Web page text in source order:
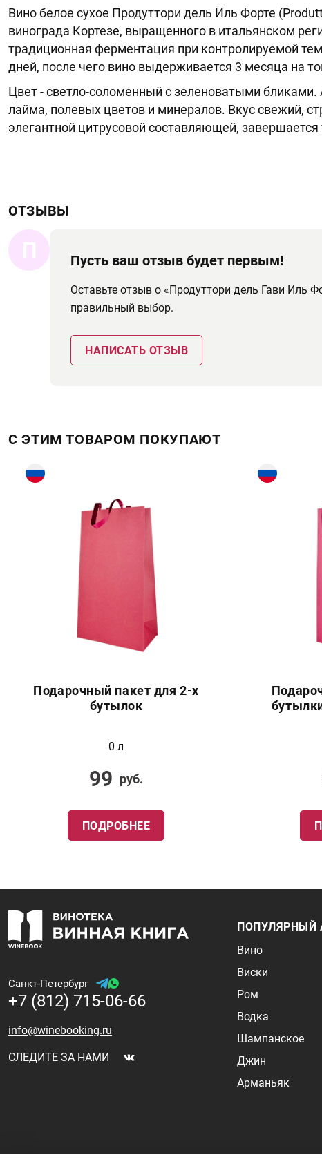
Вино белое сухое Продуттори дель Иль Форте
винограда Кортезе, выращенного в итальянском
традиционная ферментация при контролируемой
дней, после чего вино выдерживается 3 месяца на
Цвет - светло-соломенный с зеленоватыми
лайма, полевых цветов и минералов. Вкус свежий,
элегантной цитрусовой составляющей,
ОТЗЫВЫ
П Пусть ваш отзыв будет первым!
Оставьте отзыв о «Продуттори дель Гави Иль
правильный выбор.
НАПИСАТЬ ОТЗЫВ
С ЭТИМ ТОВАРОМ ПОКУПАЮТ
Подарочный пакет для 2-х
бутылок
0 л
99 руб.
ПОДРОБНЕЕ
Санкт-Петербург
+7 (812) 715-06-66
info@winebooking.ru
СЛЕДИТЕ ЗА НАМИ
ПОПУЛЯРНЫЙ
Вино
Виски
Ром
Водка
Шампанское
Джин
Арманьяк